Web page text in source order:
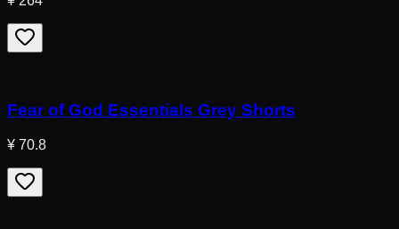
Fear of God Essentials Grey Shorts
¥ 70.8